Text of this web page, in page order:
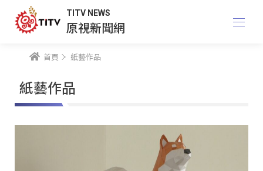
TITV NEWS
原視新聞網
首頁 紙藝作品
紙藝作品